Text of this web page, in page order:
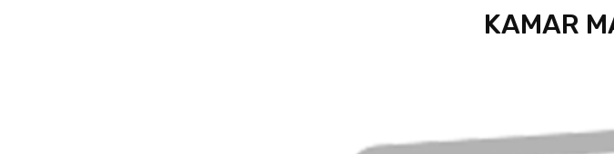
KAMAR